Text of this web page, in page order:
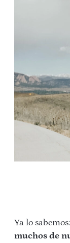
Ya lo sabemos:
muchos de